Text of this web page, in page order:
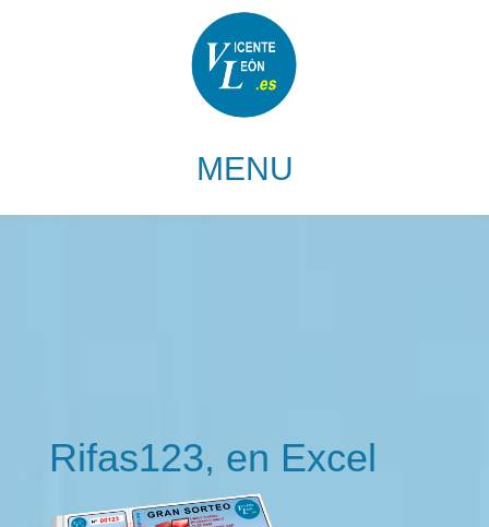
Rifas123, en Excel